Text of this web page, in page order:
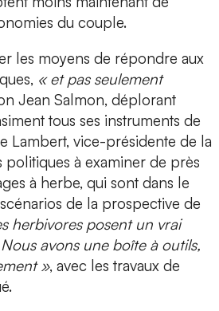
du couple.
les moyens de répondre aux
« et pas seulement
Jean Salmon, déplorant
tous ses instruments de
Lambert, vice-présidente de la
politiques à examiner de près
à herbe, qui sont dans le
de la prospective de
herbivores posent un vrai
avons une boîte à outils,
», avec les travaux de